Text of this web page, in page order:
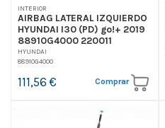
INTERIOR
AIRBAG LATERAL IZQUIERDO
HYUNDAI I30 (PD) go!+ 2019
88910G4000 220011
HYUNDAI
88910G4000
111,56 € Comprar